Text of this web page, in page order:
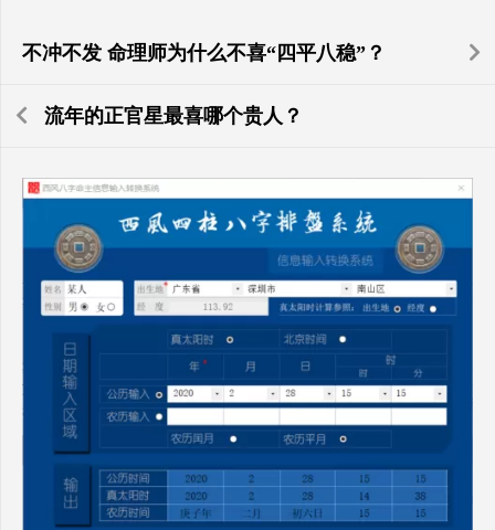
不冲不发 命理师为什么不喜“四平八稳”？
流年的正官星最喜哪个贵人？